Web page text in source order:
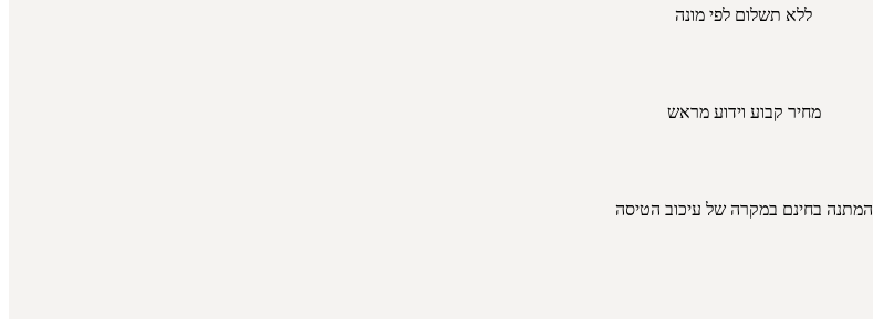
ללא תשלום לפי מונה
מחיר קבוע וידוע מראש
המתנה בחינם במקרה של עיכוב הטיסה